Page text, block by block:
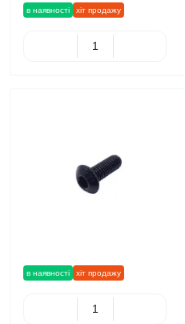
в наявності хіт продажу
в наявності хіт продажу